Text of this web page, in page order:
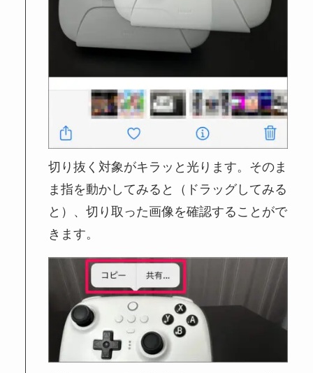
切り抜く対象がキラッと光ります。そのま
ま指を動かしてみると（ドラッグしてみる
と）、切り取った画像を確認することがで
きます。